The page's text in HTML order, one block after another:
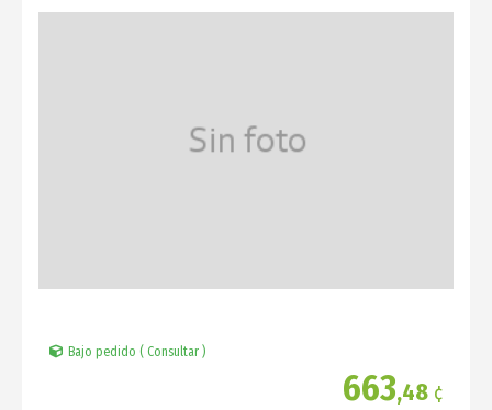
Bajo pedido ( Consultar )
663,48 ¢